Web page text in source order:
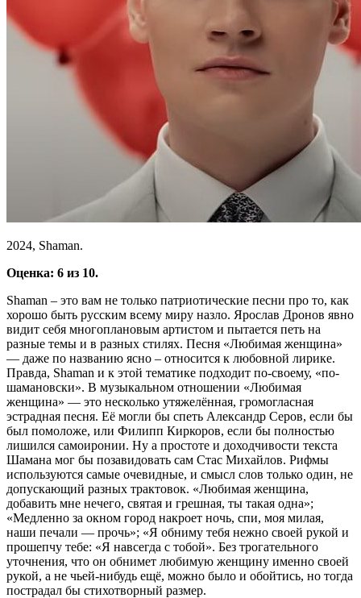
2024, Shaman.
Оценка: 6 из 10.
Shaman – это вам не только патриотические песни про то, как
хорошо быть русским всему миру назло. Ярослав Дронов явно
видит себя многоплановым артистом и пытается петь на
разные темы и в разных стилях. Песня «Любимая женщина»
— даже по названию ясно – относится к любовной лирике.
Правда, Shaman и к этой тематике подходит по-своему, «по-
шамановски». В музыкальном отношении «Любимая
женщина» — это несколько утяжелённая, громогласная
эстрадная песня. Её могли бы спеть Александр Серов, если бы
был помоложе, или Филипп Киркоров, если бы полностью
лишился самоиронии. Ну а простоте и доходчивости текста
Шамана мог бы позавидовать сам Стас Михайлов. Рифмы
используются самые очевидные, и смысл слов только один, не
допускающий разных трактовок. «Любимая женщина,
добавить мне нечего, святая и грешная, ты такая одна»;
«Медленно за окном город накроет ночь, спи, моя милая,
наши печали — прочь»; «Я обниму тебя нежно своей рукой и
прошепчу тебе: «Я навсегда с тобой». Без трогательного
уточнения, что он обнимет любимую женщину именно своей
рукой, а не чьей-нибудь ещё, можно было и обойтись, но тогда
пострадал бы стихотворный размер.